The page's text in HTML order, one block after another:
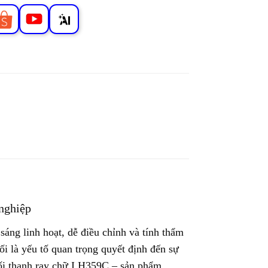
linh hoạt, dễ điều chỉnh và tính thẩm
là yếu tố quan trọng quyết định đến sự
thanh ray chữ I H359C – sản phẩm